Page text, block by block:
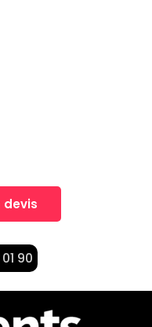
devis
90